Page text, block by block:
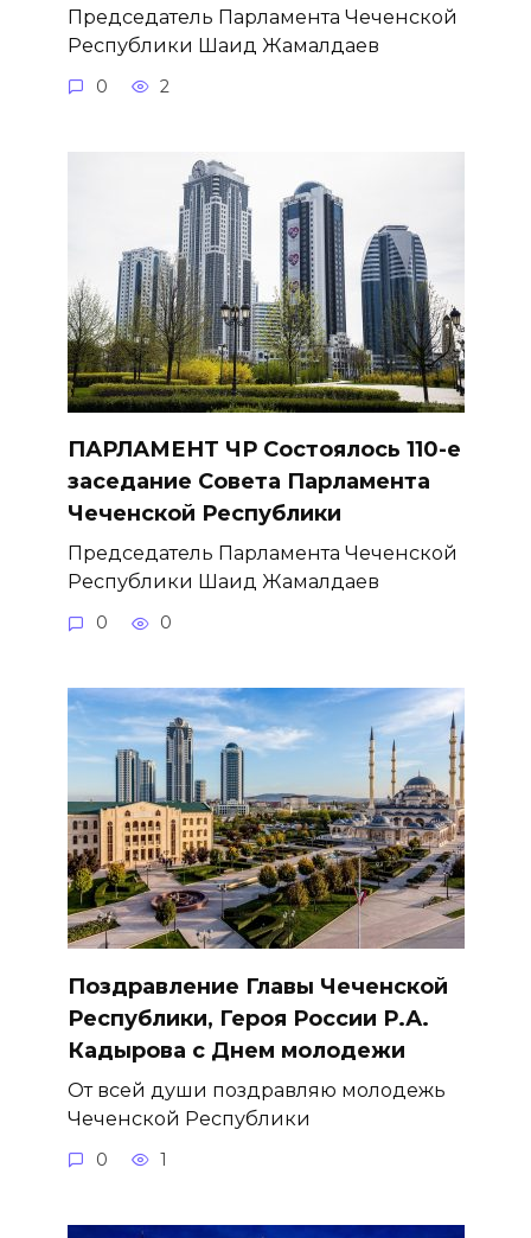
Председатель Парламента Чеченской
Республики Шаид Жамалдаев
0 2
ПАРЛАМЕНТ ЧР Состоялось 110-е
заседание Совета Парламента
Чеченской Республики
Председатель Парламента Чеченской
Республики Шаид Жамалдаев
0 0
Поздравление Главы Чеченской
Республики, Героя России Р.А.
Кадырова с Днем молодежи
От всей души поздравляю молодежь
Чеченской Республики
0 1